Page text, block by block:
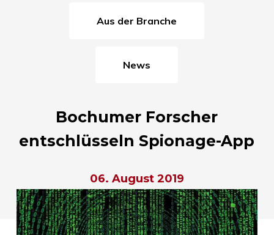
Aus der Branche
News
Bochumer Forscher
entschlüsseln Spionage-App
06. August 2019